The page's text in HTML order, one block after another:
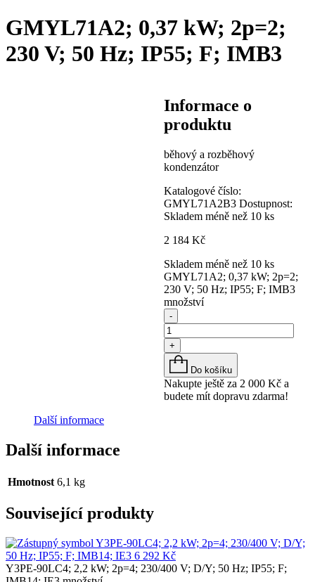
GMYL71A2; 0,37 kW; 2p=2;
230 V; 50 Hz; IP55; F; IMB3
Informace o
produktu
běhový a rozběhový
kondenzátor
Katalogové číslo:
GMYL71A2B3 Dostupnost:
Skladem méně než 10 ks
2 184 Kč
Skladem méně než 10 ks
GMYL71A2; 0,37 kW; 2p=2;
230 V; 50 Hz; IP55; F; IMB3
množství
-
+
Do košíku
Nakupte ještě za 2 000 Kča
budete mít dopravu zdarma!
Další informace
Další informace
Hmotnost 6,1 kg
Související produkty
Y3PE-90LC4; 2,2 kW; 2p=4; 230/400 V; D/Y;
50 Hz; IP55; F; IMB14; IE3 6 292 Kč
Y3PE-90LC4; 2,2 kW; 2p=4; 230/400 V; D/Y; 50 Hz; IP55; F;